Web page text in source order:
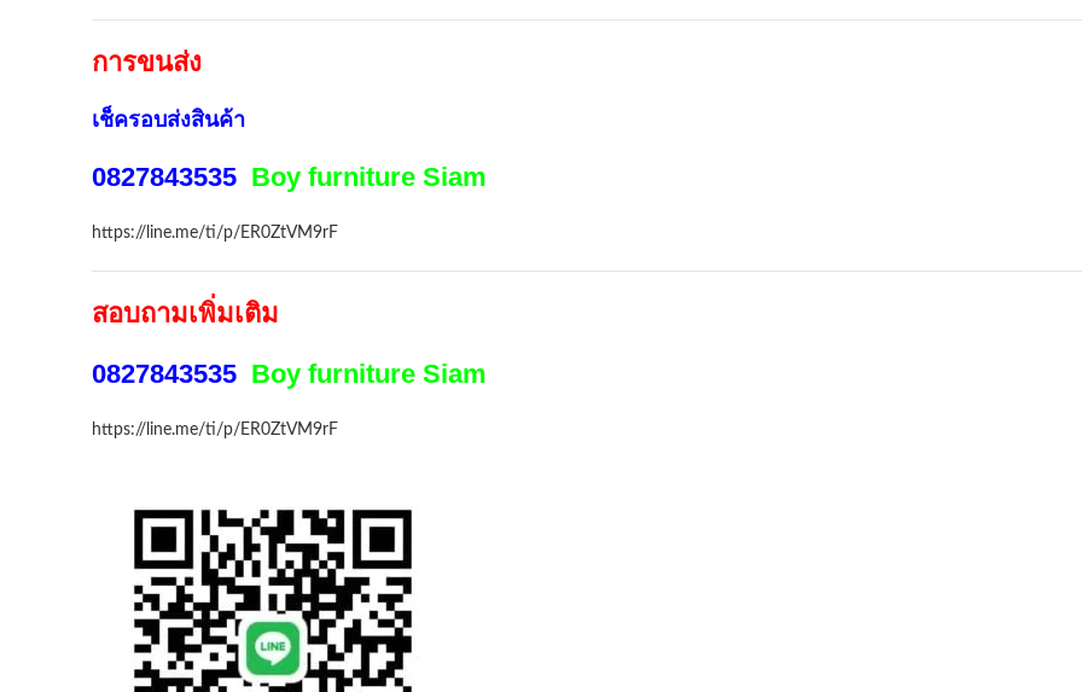
การขนส่ง
เช็ครอบส่งสินค้า
0827843535 Boy furniture Siam
https://line.me/ti/p/ER0ZtVM9rF
สอบถามเพิ่มเติม
0827843535 Boy furniture Siam
https://line.me/ti/p/ER0ZtVM9rF